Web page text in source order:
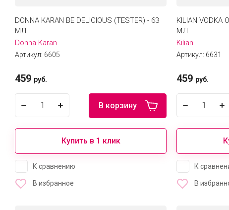
DONNA KARAN BE DELICIOUS (TESTER) - 63
МЛ.
Donna Karan
Артикул: 6605
459 руб.
В корзину
Купить в 1 клик
К сравнению
В избранное
KILIAN VODKA
МЛ.
Kilian
Артикул: 6631
459 руб.
К
В